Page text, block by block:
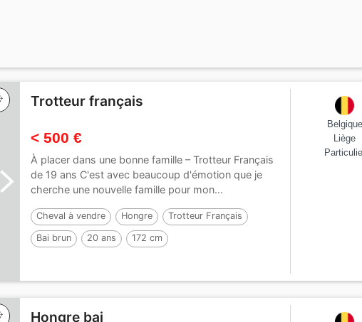
Trotteur français
< 500 €
À placer dans une bonne famille – Trotteur Français
de 19 ans C'est avec beaucoup d'émotion que je
cherche une nouvelle famille pour mon...
Cheval à vendre Hongre Trotteur Français
Bai brun 20 ans 172 cm
Belgique
Liège
Hongre bai